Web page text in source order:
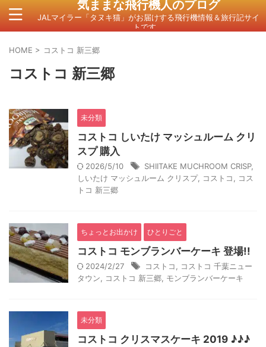
気ままな飛行機人のプログ
JALマイラー「タヌキ猫」がお届けする飛行機情報＆旅行記サイ
トです。
HOME > コストコ 新三郷
コストコ 新三郷
未分類
コストコ しいたけ マッシュルーム クリ
スプ 購入
2026/5/10 SHIITAKE MUCHROOM CRISP,
しいたけ マッシュルーム クリスプ, コストコ
コス
トコ 新三郷
ちょっとお出かけ ひとりごと
コストコ モンブランバーケーキ 登場!!
2024/2/27 コストコ
コストコ 千葉ニュー
タウン
コストコ 新三郷 モンブランバーケーキ
未分類
コストコ クリスマスケーキ 2019 ♪♪♪